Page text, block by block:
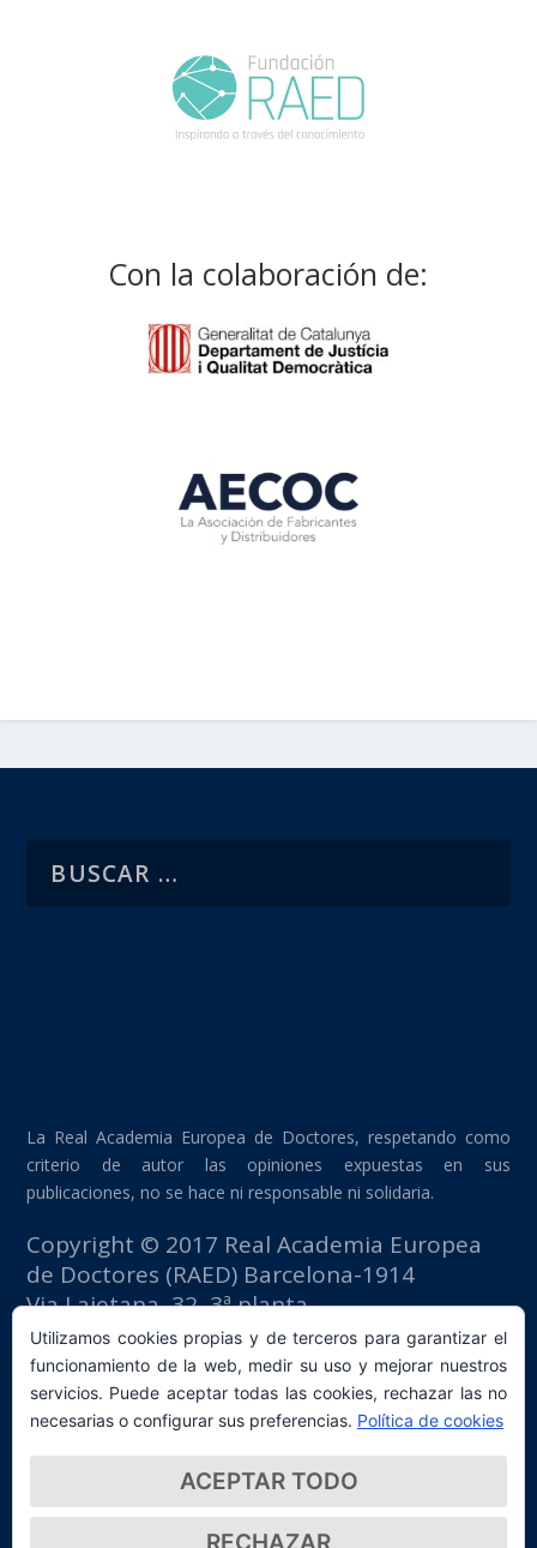
Con la colaboración de:
La Real Academia Europea de Doctores, respetando como
criterio de autor las opiniones expuestas en sus
publicaciones, no se hace ni responsable ni solidaria.
Copyright © 2017 Real Academia Europea
de Doctores (RAED) Barcelona-1914
Via Laietana, 32, 3ª planta
Edificio Fomento del Trabajo
08003 Barcelona (España)
tlf: +34 93 667 40 54
secretaria@raed.academy
Contacto y suscripción Newsletter
Política de privacidad
Utilizamos cookies propias y de terceros para garantizar el
funcionamiento de la web, medir su uso y mejorar nuestros
servicios. Puede aceptar todas las cookies, rechazar las no
necesarias o configurar sus preferencias. Política de cookies
ACEPTAR TODO